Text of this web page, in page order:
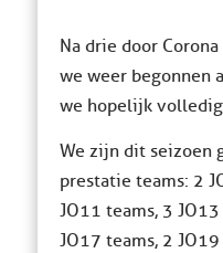
Na drie door
we weer begonnen
we hopelijk
We zijn dit seizoen
prestatie teams: 2
JO11 teams, 3
JO17 teams, 2